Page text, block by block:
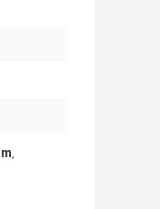
,